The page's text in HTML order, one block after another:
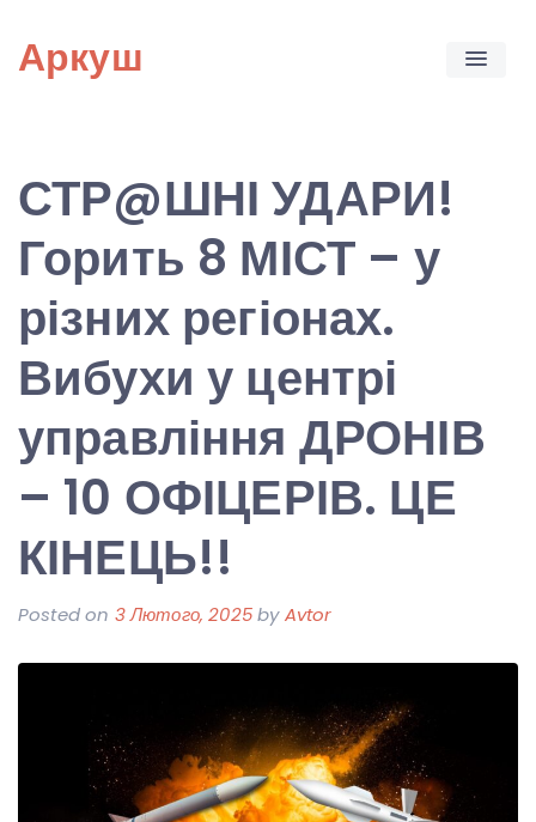
content
Аркуш
СТР@ШНІ УДАРИ!
Горить 8 МІСТ – у
різних регіонах.
Вибухи у центрі
управління ДРОНІВ
– 10 ОФІЦЕРІВ. ЦЕ
КІНЕЦЬ!!
Posted on 3 Лютого, 2025byAvtor